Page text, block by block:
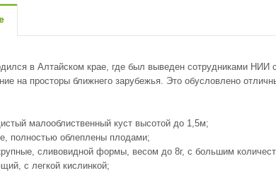
в Алтайском крае, где был выведен сотрудниками НИИ
на просторы ближнего зарубежья. Это обусловлено
малооблиственный куст высотой до 1,5м;
полностью облеплены плодами;
сливовидной формы, весом до 8г, с большим
с легкой кислинкой;